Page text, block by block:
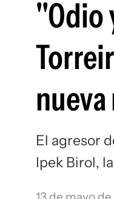
"Odio
El agresor
Ipek Birol,